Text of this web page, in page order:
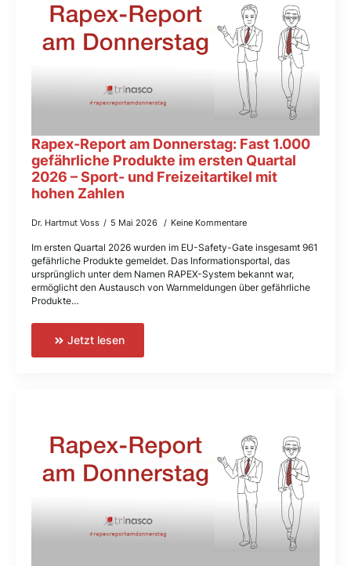
Rapex-Report am Donnerstag: Fast 1.000
gefährliche Produkte im ersten Quartal
2026 – Sport- und Freizeitartikel mit
hohen Zahlen
Dr. Hartmut Voss 5 Mai 2026 Keine Kommentare
Im ersten Quartal 2026 wurden im EU-Safety-Gate insgesamt 961
gefährliche Produkte gemeldet. Das Informationsportal, das
ursprünglich unter dem Namen RAPEX-System bekannt war,
ermöglicht den Austausch von Warnmeldungen über gefährliche
Produkte…
Jetzt lesen